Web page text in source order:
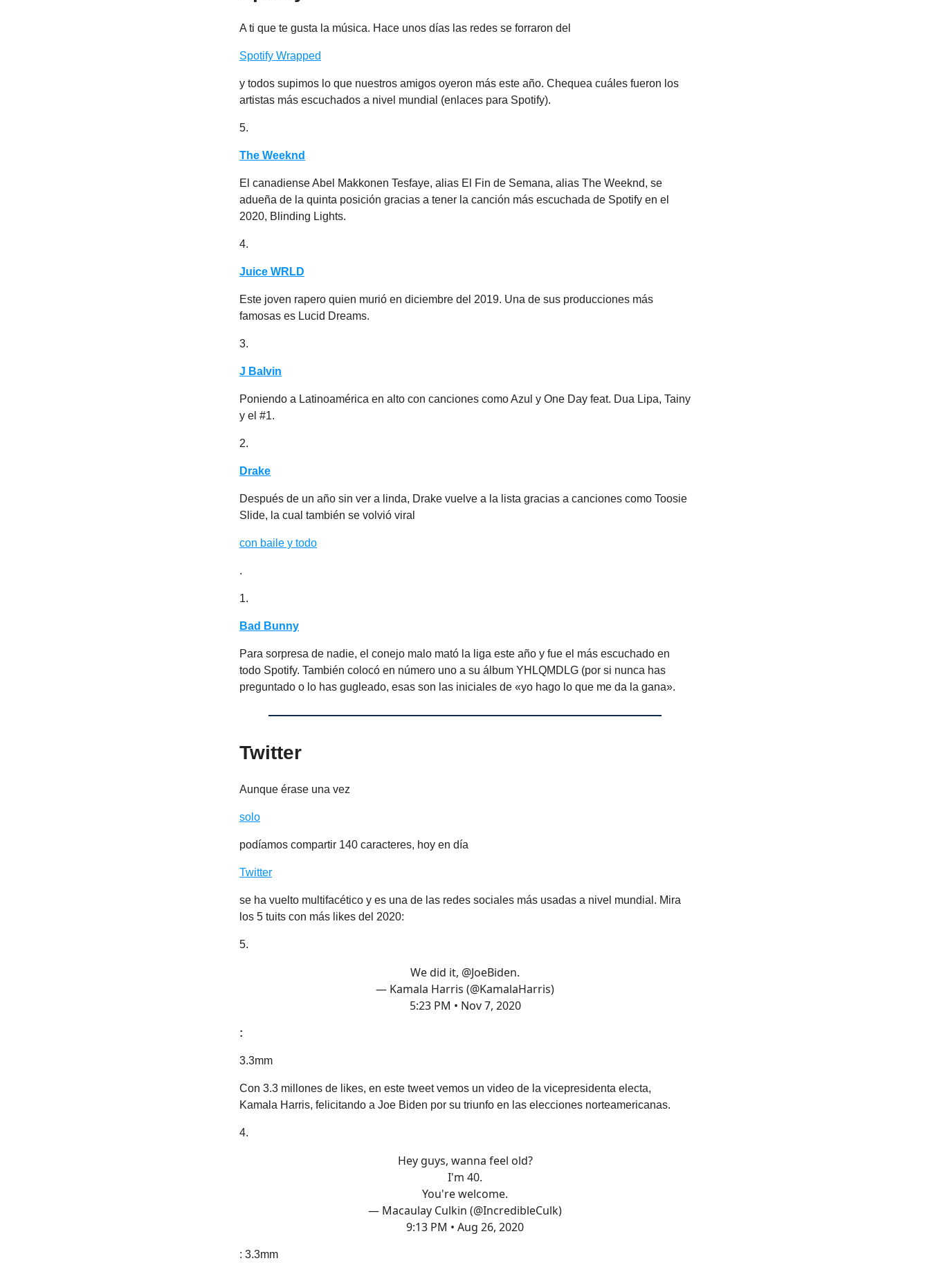
A ti que te gusta la música. Hace unos días las redes se forraron del
Spotify Wrapped
y todos supimos lo que nuestros amigos oyeron más este año. Chequea cuáles fueron los
artistas más escuchados a nivel mundial (enlaces para Spotify).
5.
The Weeknd
El canadiense Abel Makkonen Tesfaye, alias El Fin de Semana, alias The Weeknd, se
adueña de la quinta posición gracias a tener la canción más escuchada de Spotify en el
2020, Blinding Lights.
4.
Juice WRLD
Este joven rapero quien murió en diciembre del 2019. Una de sus producciones más
famosas es Lucid Dreams.
3.
J Balvin
Poniendo a Latinoamérica en alto con canciones como Azul y One Day feat. Dua Lipa, Tainy
y el #1.
2.
Drake
Después de un año sin ver a linda, Drake vuelve a la lista gracias a canciones como Toosie
Slide, la cual también se volvió viral
con baile y todo
.
1.
Bad Bunny
Para sorpresa de nadie, el conejo malo mató la liga este año y fue el más escuchado en
todo Spotify. También colocó en número uno a su álbum YHLQMDLG (por si nunca has
preguntado o lo has gugleado, esas son las iniciales de «yo hago lo que me da la gana».
Twitter
Aunque érase una vez
solo
podíamos compartir 140 caracteres, hoy en día
Twitter
se ha vuelto multifacético y es una de las redes sociales más usadas a nivel mundial. Mira
los 5 tuits con más likes del 2020:
5.
We did it, @JoeBiden.
— Kamala Harris (@KamalaHarris)
5:23 PM • Nov 7, 2020
:
3.3mm
Con 3.3 millones de likes, en este tweet vemos un video de la vicepresidenta electa,
Kamala Harris, felicitando a Joe Biden por su triunfo en las elecciones norteamericanas.
4.
Hey guys, wanna feel old?
I'm 40.
You're welcome.
— Macaulay Culkin (@IncredibleCulk)
9:13 PM • Aug 26, 2020
: 3.3mm